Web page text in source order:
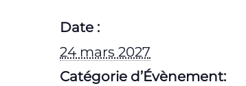
Date :
24 mars 2027
Catégorie d’Évènement: